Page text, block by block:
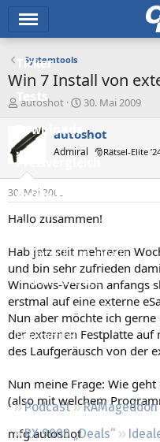
Ticker
Downloads
Preisvergleich
Forum
Aktuelles
Empfohlene Inhalte
Neue Beiträge
Neueste Aktivitäten
Leserartikel
Podcast RAMageddon
RX 9000 „Deals“
Systemtools
Win 7 Install von
E
t
e
r
autoshot
E
s
e
t
a
30. Mai 2009
autoshot
Admiral 🎅Rätsel-Elite
30. Mai 2009
Hallo zusammen!
Hab jetz seit mehreren
und bin sehr zufrieden
Windows-Version anfangs
erstmal auf eine externe
Nun aber möchte ich
der externen Festplatte
des Laufgeräusch von der
Nun meine Frage: Wie
(also mit welchem
mfg autoshot